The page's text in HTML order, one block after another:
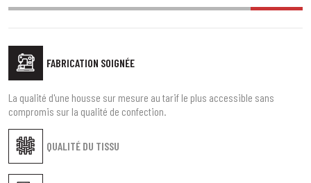
FABRICATION SOIGNÉE
QUALITÉ DU TISSU
La qualité d'une housse sur mesure au tarif le plus accessible sans
compromis sur la qualité de confection.